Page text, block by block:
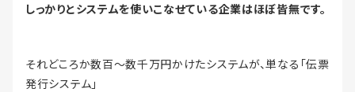
しっかりとシステムを使いこなせている企業はほぼ皆無です。
それどころか数百～数千万円かけたシステムが、単なる「伝票
発行システム」